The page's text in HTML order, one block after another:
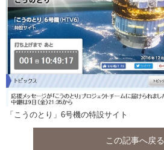
「こうのとり」6号機の特設サイト
この記事へ戻る